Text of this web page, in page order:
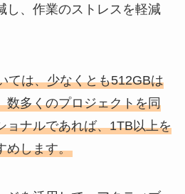
し、作業のストレスを軽減
ては、少なくとも512GBは
数多くのプロジェクトを同
ョナルであれば、1TB以上を
めします。